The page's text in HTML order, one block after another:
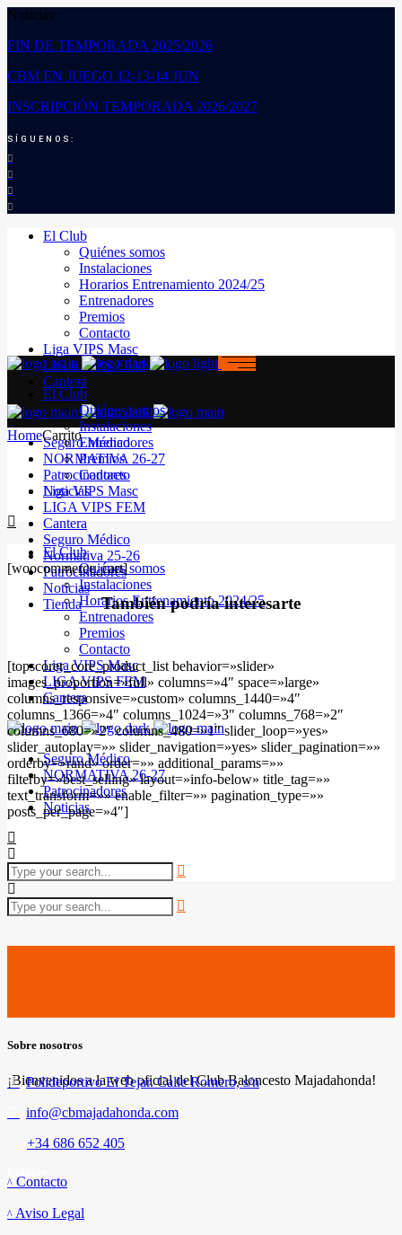
Noticias:
FIN DE TEMPORADA 2025/2026
CBM EN JUEGO 12-13-14 JUN
INSCRIPCIÓN TEMPORADA 2026/2027
SÍGUENOS:
El Club
Quiénes somos
Instalaciones
Horarios Entrenamiento 2024/25
Entrenadores
Premios
Contacto
Liga VIPS Masc
LIGA VIPS FEM
Cantera
Seguro Médico
NORMATIVA 26-27
Patrocinadores
Noticias
El Club
Quiénes somos
Instalaciones
Horarios Entrenamiento 2024/25
Entrenadores
Premios
Contacto
Liga VIPS Masc
LIGA VIPS FEM
Cantera
Seguro Médico
NORMATIVA 26-27
Patrocinadores
Noticias
El Club
Quiénes somos
Instalaciones
Entrenadores
Premios
Contacto
Liga VIPS Masc
LIGA VIPS FEM
Cantera
Seguro Médico
Normativa 25-26
Patrocinadores
Noticias
Tienda
HomeCarrito
[woocommerce_cart]
También podría interesarte
[topscorer_core_product_list behavior=»slider»
images_proportion=»full» columns=»4″ space=»large»
columns_responsive=»custom» columns_1440=»4″
columns_1366=»4″ columns_1024=»3″ columns_768=»2″
columns_680=»2″ columns_480=»1″ slider_loop=»yes»
slider_autoplay=»» slider_navigation=»yes» slider_pagination=»»
orderby=»rand» order=»» additional_params=»»
filterby=»best_selling» layout=»info-below» title_tag=»»
text_transform=»» enable_filter=»» pagination_type=»»
posts_per_page=»4″]
Sobre nosotros
¡Bienvenidos a la web oficial del Club Baloncesto Majadahonda!
Polideportivo El Tejar. Calle Romero, s/n
info@cbmajadahonda.com
+34 686 652 405
Contacto
Aviso Legal